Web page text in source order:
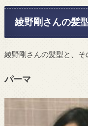
綾野剛さんの髪
綾野剛さんの髪型と、
パーマ